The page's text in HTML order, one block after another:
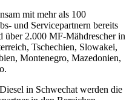
mit mehr als 100
und Servicepartnern bereits
über 2.000 MF-Mähdrescher in
Tschechien, Slowakei,
Montenegro, Mazedonien,
in Schwechat werden die